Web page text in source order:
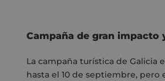
Campaña de gran impacto
La campaña turística de Galicia
hasta el 10 de septiembre, pero